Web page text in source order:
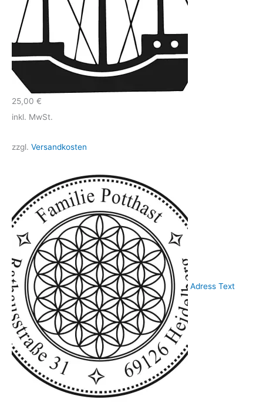
25,00 €
inkl. MwSt.
zzgl. Versandkosten
Adress Text